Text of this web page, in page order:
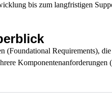
bis zum langfristigen
(Foundational Requirements),